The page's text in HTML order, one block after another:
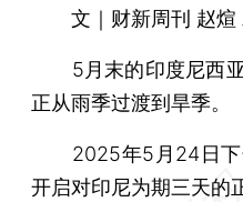
文｜财新周刊 赵煊
5月末的印度尼西亚
正从雨季过渡到旱季。
2025年5月24日下
开启对印尼为期三天的